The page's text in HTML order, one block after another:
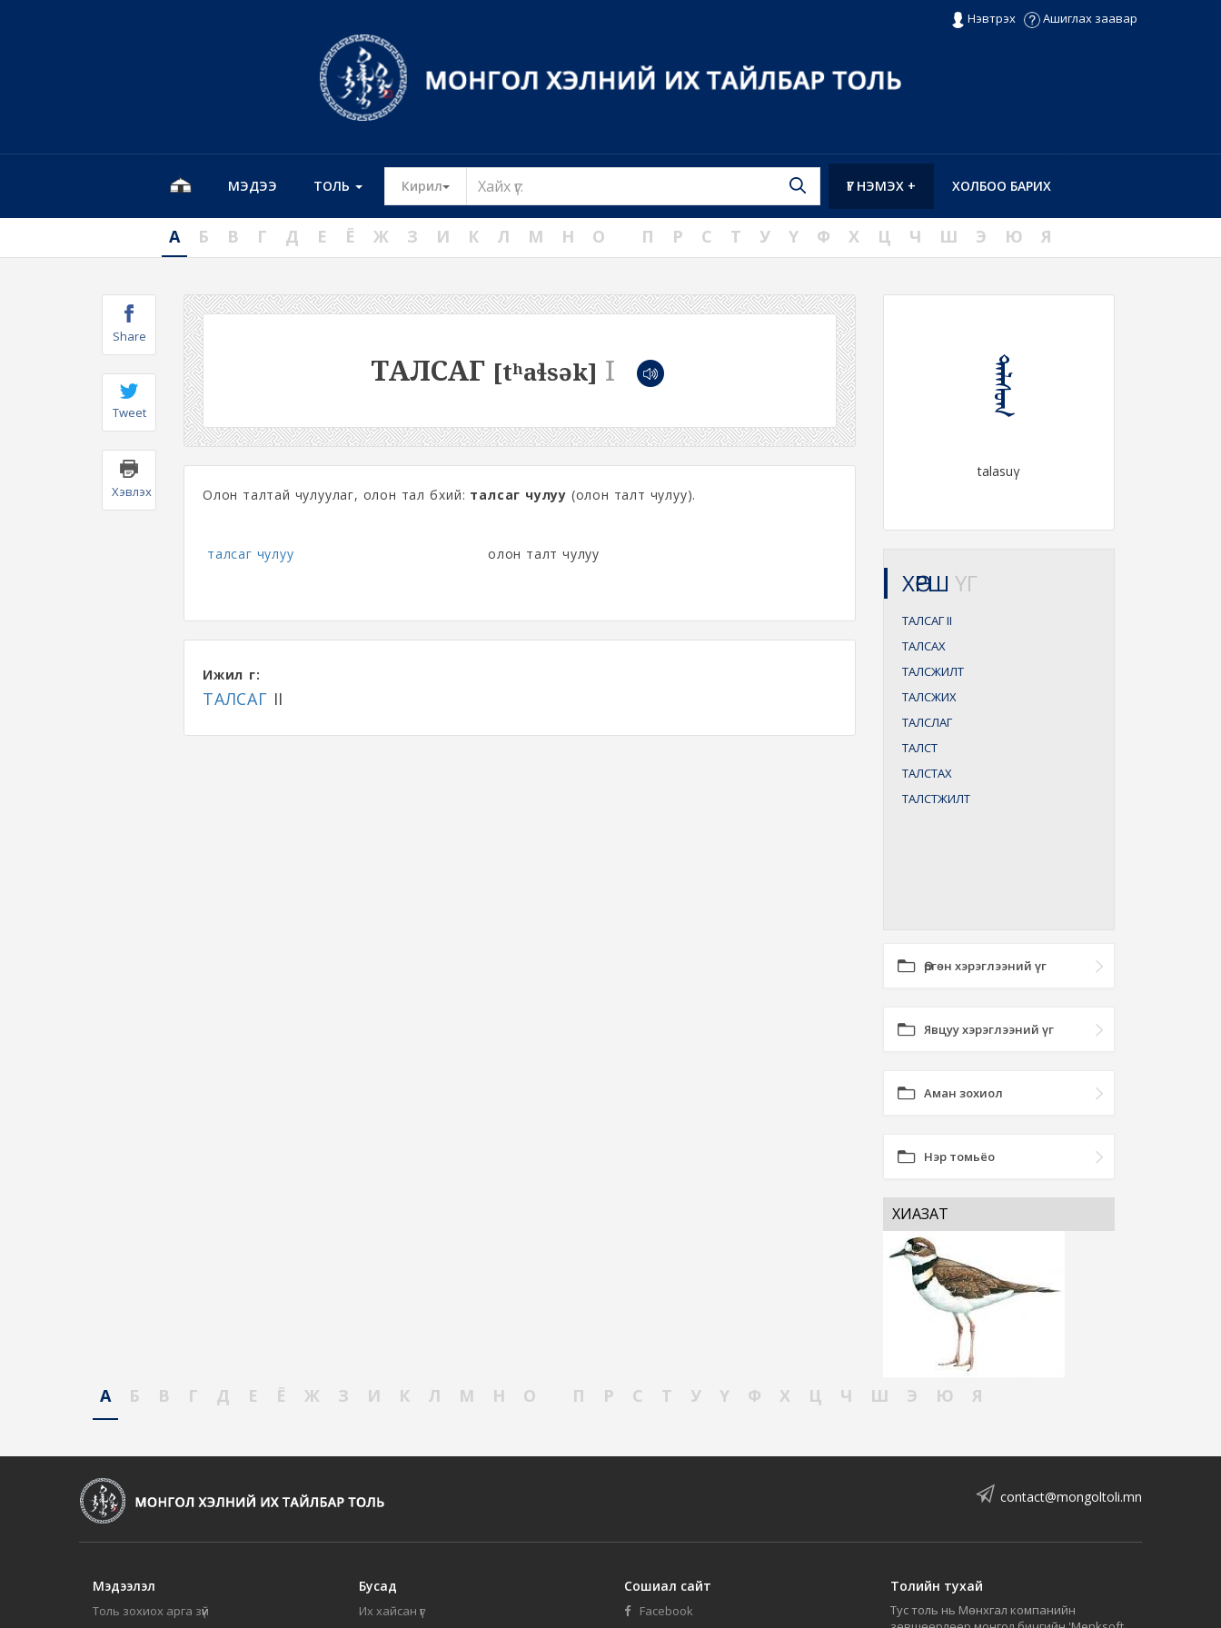
Нэвтрэх Ашиглах заавар
МЭДЭЭ ТОЛЬ Кирил Toggle Dropdown ХОЛБОО БАРИХ
ҮГ НЭМЭХ +
А Б В Г Д Е Ё Ж З И К Л М Н О П Р С Т У Ү Ф Х Ц Ч Ш Э Ю Я
Share
Tweet
Хэвлэх
ТАЛСАГ [tʰaɬsək] I
Олон талтай чулуулаг, олон тал бүхий: талсаг чулуу (олон талт чулуу).
талсаг чулуу олон талт чулуу
Ижил үг:
ТАЛСАГ II
ᠲᠠᠯᠠᠰᠤᠭ
talasuγ
ХӨРШ ҮГ
ТАЛСАГII
ТАЛСАХ
ТАЛСЖИЛТ
ТАЛСЖИХ
ТАЛСЛАГ
ТАЛСТ
ТАЛСТАХ
ТАЛСТЖИЛТ
Өргөн хэрэглээний үг
Явцуу хэрэглээний үг
Аман зохиол
Нэр томьёо
ХИАЗАТ
А Б В Г Д Е Ё Ж З И К Л М Н О П Р С Т У Ү Ф Х Ц Ч Ш Э Ю Я
contact@mongoltoli.mn
Мэдээлэл
Толь зохиох арга зүй
Бусад
Их хайсан үг
Сошиал сайт
Facebook
Толийн тухай
Тус толь нь Мөнхгал компанийн